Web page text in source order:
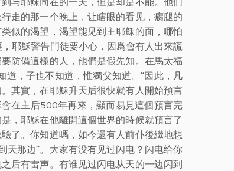
走的那一个晚上，让瞎眼的看见，瘸腿的
似的渴望，渴望能见到主耶稣的面，哪怕
耶穌警告門徒要小心，因爲會有人出來謊
防備這樣的人，他們是假先知。在馬太福
，子也不知道，惟獨父知道。”因此，凡
其實，在耶穌升天后很快就有人開始預言
在主后500年再來，顯而易見這個預言完
，耶穌在他離開這個世界的時候就預言了
了。你知道嗎，如今還有人前仆後繼地想
天那边”。大家有没有见过闪电？闪电给你
后有雷声。有谁见过闪电从天的一边闪到